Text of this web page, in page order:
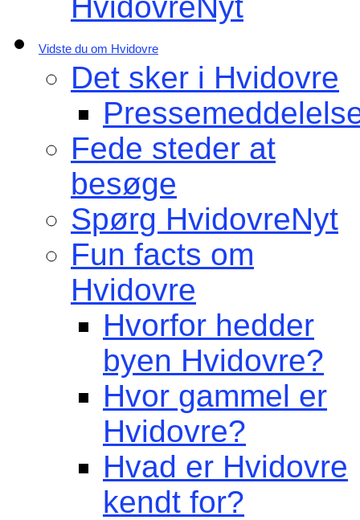
Vidste du om Hvidovre
Det sker i Hvidovre
Fede steder at
besøge
Spørg HvidovreNyt
Fun facts om
Hvidovre
Hvorfor hedder
byen Hvidovre?
Hvor gammel er
Hvidovre?
Hvad er Hvidovre
kendt for?